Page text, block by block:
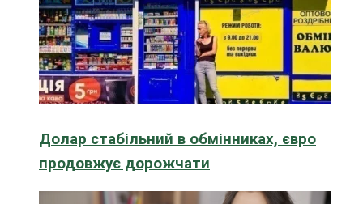
Долар стабільний в обмінниках, євро
продовжує дорожчати